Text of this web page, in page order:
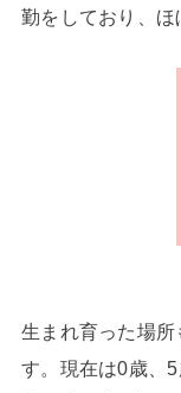
勤をしており、ほ
生まれ育った場
す。現在は0歳、